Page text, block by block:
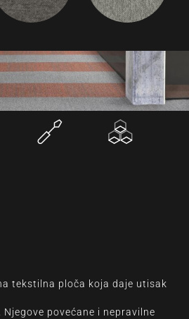
tekstilna ploča koja daje utisak
povećane i nepravilne